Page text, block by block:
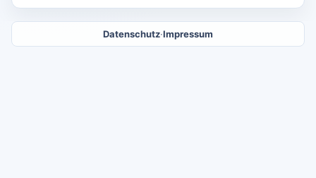
Datenschutz·Impressum